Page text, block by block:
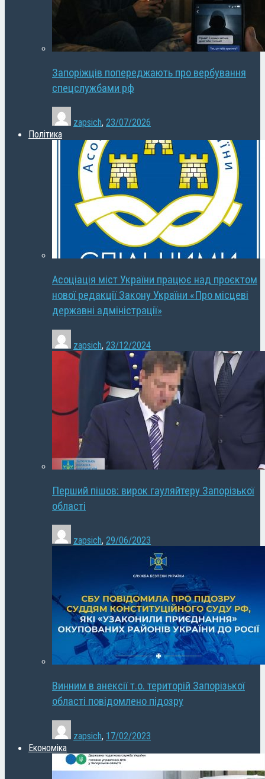
Запоріжців попереджають про вербування
спецслужбами рф
zapsich, 23/07/2026
Політика
Асоціація міст України працює над проєктом
нової редакції Закону України «Про місцеві
державні адміністрації»
zapsich, 23/12/2024
Перший пішов: вирок гауляйтеру Запорізької
області
zapsich, 29/06/2023
Винним в анексії т.о. територій Запорізької
області повідомлено підозру
zapsich, 17/02/2023
Економіка